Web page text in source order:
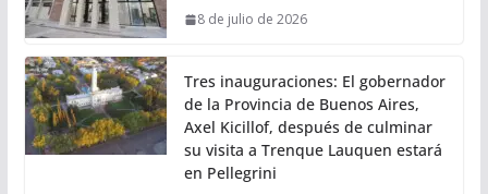
8 de julio de 2026
Tres inauguraciones: El gobernador
de la Provincia de Buenos Aires,
Axel Kicillof, después de culminar
su visita a Trenque Lauquen estará
en Pellegrini